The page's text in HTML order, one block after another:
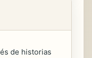
de historias